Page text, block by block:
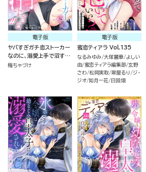
電子版
ヤバすぎガチ恋ストーカー
なのに、溺愛上手で沼すぎ
る!!!（単話版）
梅ちゃづけ
電子版
蜜恋ティアラ Vol.135
なるみゆみ 大塚麗華 よしい
由 蜜恋ティアラ編集部 玄野
さわ 松岡実取 翠屋るり
ジ・
ジオ 如月一花 日回畑